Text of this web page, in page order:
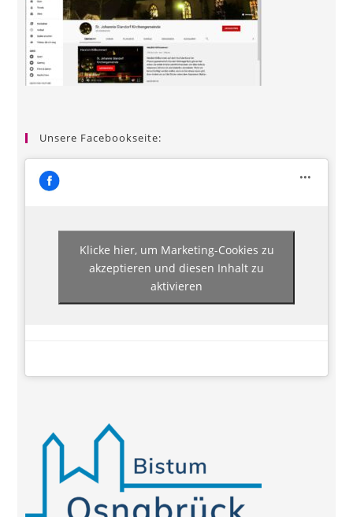
Unsere Facebookseite:
Klicke hier, um Marketing-Cookies zu
akzeptieren und diesen Inhalt zu
aktivieren